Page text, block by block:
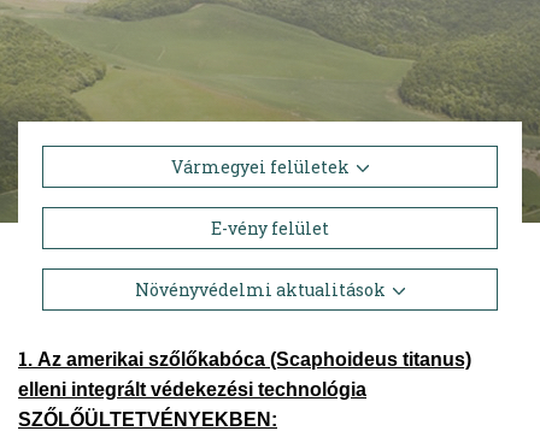
Vármegyei felületek
E-vény felület
Növényvédelmi aktualitások
1. Az amerikai szőlőkabóca (Scaphoideus titanus)
elleni integrált védekezési technológia
SZŐLŐÜLTETVÉNYEKBEN: